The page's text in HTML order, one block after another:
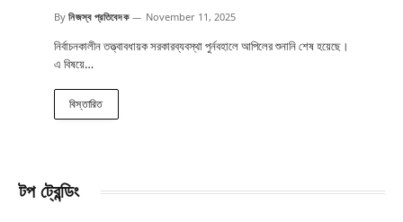
By নিজস্ব প্রতিবেদক November 11, 2025
নির্বাচনকালীন তত্ত্বাবধায়ক সরকারব্যবস্থা পুর্নবহালে আপিলের শুনানি শেষ হয়েছে।
এ বিষয়ে…
বিস্তারিত
টপ ট্রেন্ডিং